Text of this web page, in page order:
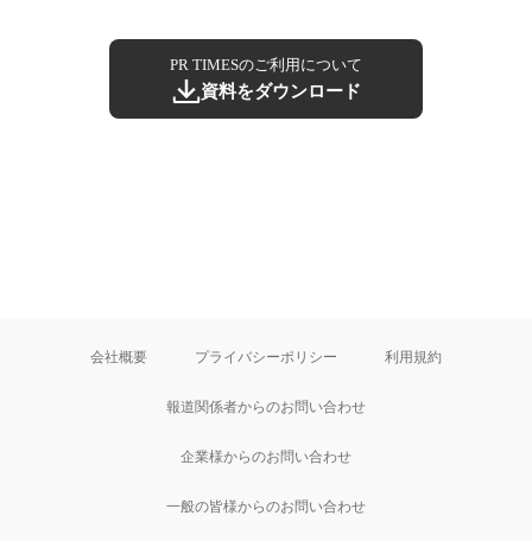
PR TIMESのご利用について
資料をダウンロード
会社概要 プライバシーポリシー 利用規約
報道関係者からのお問い合わせ
企業様からのお問い合わせ
一般の皆様からのお問い合わせ